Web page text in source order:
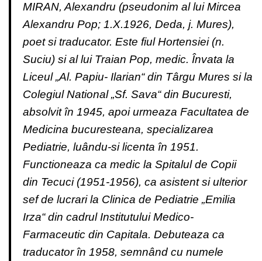
MIRAN, Alexandru (pseudonim al lui Mircea
Alexandru Pop; 1.X.1926, Deda, j. Mures),
poet si traducator. Este fiul Hortensiei (n.
Suciu) si al lui Traian Pop, medic. Învata la
Liceul „Al. Papiu- Ilarian“ din Târgu Mures si la
Colegiul National „Sf. Sava“ din Bucuresti,
absolvit în 1945, apoi urmeaza Facultatea de
Medicina bucuresteana, specializarea
Pediatrie, luându-si licenta în 1951.
Functioneaza ca medic la Spitalul de Copii
din Tecuci (1951-1956), ca asistent si ulterior
sef de lucrari la Clinica de Pediatrie „Emilia
Irza“ din cadrul Institutului Medico-
Farmaceutic din Capitala. Debuteaza ca
traducator în 1958, semnând cu numele